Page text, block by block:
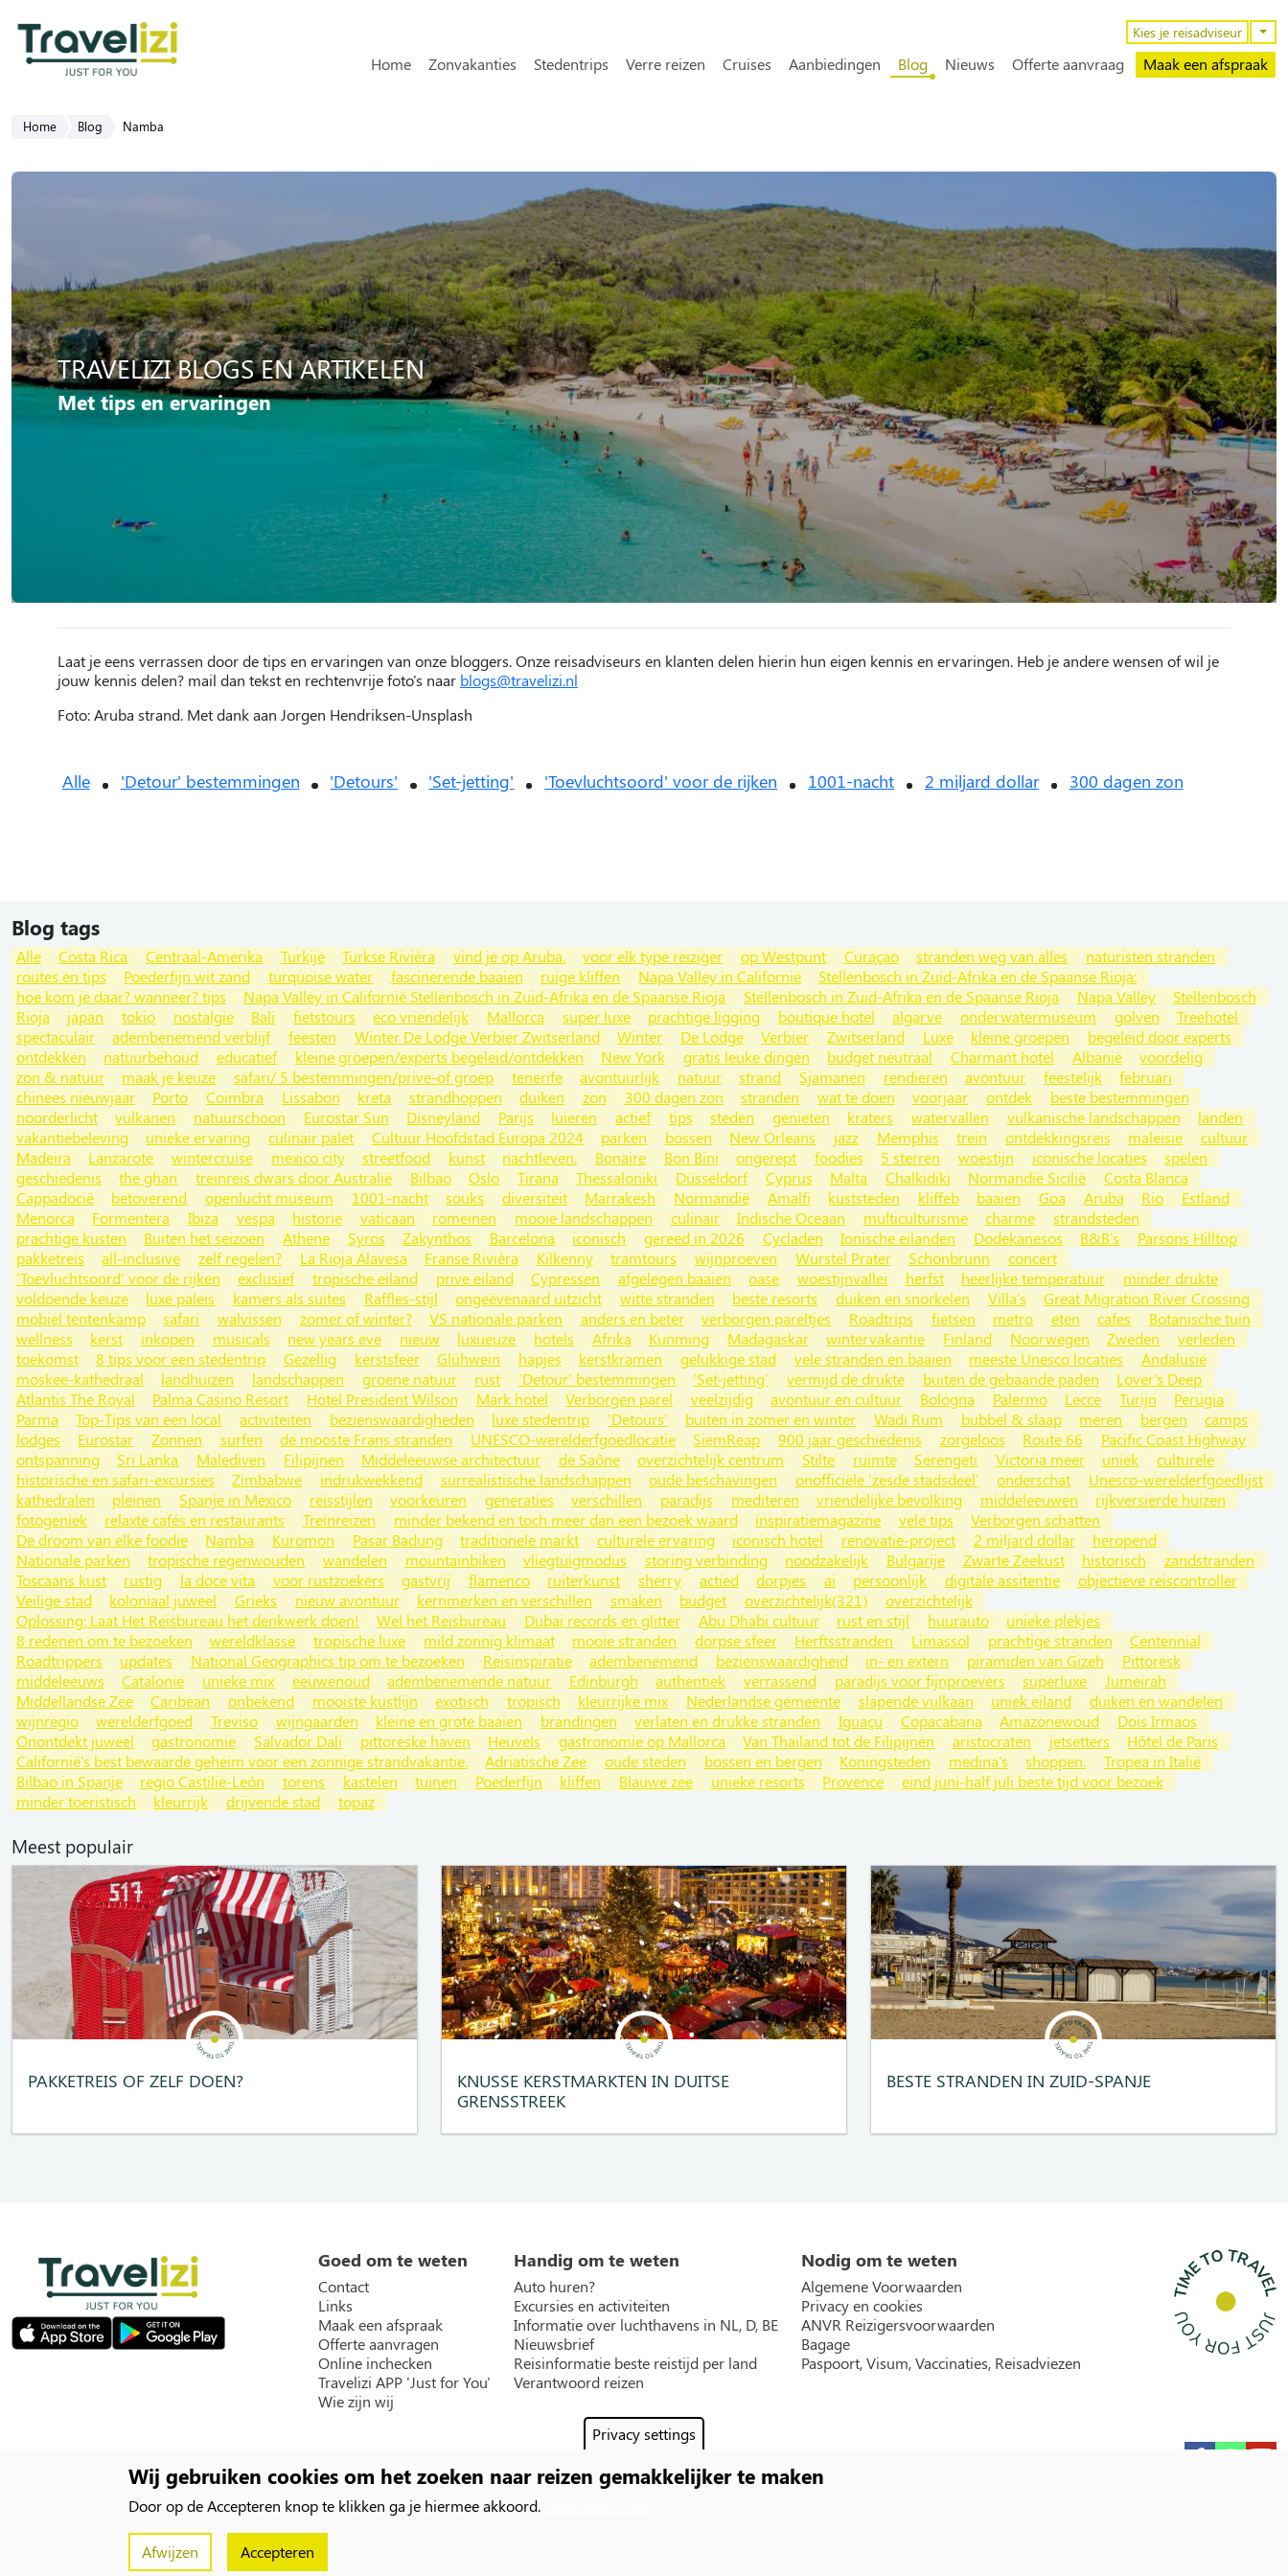
Privacy settings
Wij gebruiken cookies om het zoeken naar reizen gemakkelijker te maken
Door op de Accepteren knop te klikken ga je hiermee akkoord.
Afwijzen Accepteren
Kies je reisadviseur
Hoofdnavigatie
Home Zonvakanties Stedentrips Verre reizen Cruises Aanbiedingen Blog Nieuws Offerte aanvraag Maak een afspraak
Home Blog Namba
TRAVELIZI BLOGS EN ARTIKELEN
Met tips en ervaringen
Laat je eens verrassen door de tips en ervaringen van onze bloggers. Onze reisadviseurs en klanten delen hierin hun eigen kennis en ervaringen. Heb je andere wensen of wil je
jouw kennis delen? mail dan tekst en rechtenvrije foto's naar blogs@travelizi.nl
Foto: Aruba strand. Met dank aan Jorgen Hendriksen-Unsplash
Alle 'Detour' bestemmingen 'Detours' 'Set-jetting' 'Toevluchtsoord' voor de rijken 1001-nacht 2 miljard dollar 300 dagen zon
Blog tags
Alle Costa Rica Centraal-Amerika Turkije Turkse Rivièra vind je op Aruba. voor elk type reiziger op Westpunt Curaçao stranden weg van alles
naturisten stranden
routes en tips
Poederfijn wit zand turquoise water fascinerende baaien ruige kliffen Napa Valley in Californië
Stellenbosch in Zuid-Afrika en de Spaanse Rioja:
hoe kom je daar? wanneer? tips
Napa Valley in Californië Stellenbosch in Zuid-Afrika en de Spaanse Rioja Stellenbosch in Zuid-Afrika en de Spaanse Rioja Napa Valley
Stellenbosch
Rioja
japan tokio nostalgie Bali fietstours eco vriendelijk Mallorca super luxe prachtige ligging boutique hotel algarve onderwatermuseum golven
Treehotel
spectaculair
adembenemend verblijf feesten Winter De Lodge Verbier Zwitserland Winter De Lodge Verbier Zwitserland Luxe kleine groepen
begeleid door experts
ontdekken
natuurbehoud educatief kleine groepen/experts begeleid/ontdekken New York gratis leuke dingen budget neutraal Charmant hotel Albanië
voordelig
zon & natuur
maak je keuze safari/ 5 bestemmingen/prive-of groep tenerife avontuurlijk natuur strand Sjamanen rendieren avontuur feestelijk
februari
chinees nieuwjaar
Porto Coimbra Lissabon kreta strandhoppen duiken zon 300 dagen zon stranden wat te doen voorjaar ontdek
beste bestemmingen
noorderlicht
vulkanen natuurschoon Eurostar Sun Disneyland Parijs luieren actief tips steden genieten kraters watervallen vulkanische landschappen
landen
vakantiebeleving
unieke ervaring culinair palet Cultuur Hoofdstad Europa 2024 parken bossen New Orleans jazz Memphis trein ontdekkingsreis maleisie
cultuur
Madeira
Lanzarote wintercruise mexico city streetfood kunst nachtleven. Bonaire Bon Bini ongerept foodies 5 sterren woestijn iconische locaties
spelen
geschiedenis
the ghan treinreis dwars door Australië Bilbao Oslo Tirana Thessaloniki Düsseldorf Cyprus Malta Chalkidiki Normandië Sicilië
Costa Blanca
Cappadocië
betoverend openlucht museum 1001-nacht souks diversiteit Marrakesh Normandië Amalfi kuststeden kliffeb baaien Goa Aruba Rio
Estland
Menorca
Formentera Ibiza vespa historie vaticaan romeinen mooie landschappen culinair Indische Oceaan multiculturisme charme
strandsteden
prachtige kusten
Buiten het seizoen Athene Syros Zakynthos Barcelona iconisch gereed in 2026 Cycladen Ionische eilanden Dodekanesos B&B's
Parsons Hilltop
pakketreis
all-inclusive zelf regelen? La Rioja Alavesa Franse Rivièra Kilkenny tramtours wijnproeven Wurstel Prater Schönbrunn
concert
'Toevluchtsoord' voor de rijken
exclusief tropische eiland prive eiland Cypressen afgelegen baaien oase woestijnvallei herfst heerlijke temperatuur
minder drukte
voldoende keuze
luxe paleis kamers als suites Raffles-stijl ongeëvenaard uitzicht witte stranden beste resorts duiken en snorkelen Villa's
Great Migration River Crossing
mobiel tentenkamp
safari walvissen zomer of winter? VS nationale parken anders en beter verborgen pareltjes Roadtrips fietsen metro eten cafes
Botanische tuin
wellness
kerst inkopen musicals new years eve nieuw luxueuze hotels Afrika Kunming Madagaskar wintervakantie Finland Noorwegen Zweden
verleden
toekomst
8 tips voor een stedentrip Gezellig kerstsfeer Glühwein hapjes kerstkramen gelukkige stad vele stranden en baaien meeste Unesco locaties
Andalusië
moskee-kathedraal
landhuizen landschappen groene natuur rust 'Detour' bestemmingen 'Set-jetting' vermijd de drukte buiten de gebaande paden
Lover's Deep
Atlantis The Royal
Palma Casino Resort Hotel President Wilson Mark hotel Verborgen parel veelzijdig avontuur en cultuur Bologna Palermo Lecce Turijn
Perugia
Parma
Top-Tips van een local activiteiten bezienswaardigheden luxe stedentrip 'Detours' buiten in zomer en winter Wadi Rum bubbel & slaap meren bergen
camps
lodges
Eurostar Zonnen surfen de mooste Frans stranden UNESCO-werelderfgoedlocatie SiemReap 900 jaar geschiedenis zorgeloos Route 66
Pacific Coast Highway
ontspanning
Sri Lanka Malediven Filipijnen Middeleeuwse architectuur de Saône overzichtelijk centrum Stilte ruimte Serengeti Victoria meer uniek
culturele
historische en safari-excursies
Zimbabwe indrukwekkend surrealistische landschappen oude beschavingen onofficiële 'zesde stadsdeel' onderschat
Unesco-werelderfgoedlijst
kathedralen
pleinen Spanje in Mexico reisstijlen voorkeuren generaties verschillen paradijs mediteren vriendelijke bevolking middeleeuwen
rijkversierde huizen
fotogeniek
relaxte cafés en restaurants Treinreizen minder bekend en toch meer dan een bezoek waard inspiratiemagazine vele tips
Verborgen schatten
De droom van elke foodie
Namba Kuromon Pasar Badung traditionele markt culturele ervaring iconisch hotel renovatie-project 2 miljard dollar
heropend
Nationale parken
tropische regenwouden wandelen mountainbiken vliegtuigmodus storing verbinding noodzakelijk Bulgarije Zwarte Zeekust historisch
zandstranden
Toscaans kust
rustig la doce vita voor rustzoekers gastvrij flamenco ruiterkunst sherry actied dorpjes ai persoonlijk digitale assitentie
objectieve reiscontroller
Veilige stad
koloniaal juweel Grieks nieuw avontuur kernmerken en verschillen smaken budget overzichtelijk(321)
overzichtelijk
Oplossing: Laat Het Reisbureau het denkwerk doen!
Wel het Reisbureau Dubai records en glitter Abu Dhabi cultuur rust en stijl huurauto
unieke plekjes
8 redenen om te bezoeken
wereldklasse tropische luxe mild zonnig klimaat mooie stranden dorpse sfeer Herftsstranden Limassol prachtige stranden
Centennial
Roadtrippers
updates National Geographics tip om te bezoeken Reisinspiratie adembenemend bezienswaardigheid in- en extern piramiden van Gizeh
Pittoresk
middeleeuws
Catalonië unieke mix eeuwenoud adembenemende natuur Edinburgh authentiek verrassend paradijs voor fijnproevers superluxe
Jumeirah
Middellandse Zee
Caribean onbekend mooiste kustlijn exotisch tropisch kleurrijke mix Nederlandse gemeente slapende vulkaan uniek eiland
duiken en wandelen
wijnregio
werelderfgoed Treviso wijngaarden kleine en grote baaien brandingen verlaten en drukke stranden Iguaçu Copacabana Amazonewoud
Dois Irmaos
Onontdekt juweel
gastronomie Salvador Dali pittoreske haven Heuvels gastronomie op Mallorca Van Thailand tot de Filipijnen aristocraten jetsetters
Hôtel de Paris
Californië's best bewaarde geheim voor een zonnige strandvakantie.
Adriatische Zee oude steden bossen en bergen Koningsteden medina's shoppen.
Tropea in Italië
Bilbao in Spanje
regio Castilië-León torens kastelen tuinen Poederfijn kliffen Blauwe zee unieke resorts Provence
eind juni-half juli beste tijd voor bezoek
minder toeristisch
kleurrijk drijvende stad topaz
Meest populair
PAKKETREIS OF ZELF DOEN?
KNUSSE KERSTMARKTEN IN DUITSE
GRENSSTREEK
BESTE STRANDEN IN ZUID-SPANJE
Goed om te weten
Contact
Links
Maak een afspraak
Offerte aanvragen
Online inchecken
Travelizi APP 'Just for You'
Wie zijn wij
Handig om te weten
Auto huren?
Excursies en activiteiten
Informatie over luchthavens in NL, D, BE
Nieuwsbrief
Reisinformatie beste reistijd per land
Verantwoord reizen
Nodig om te weten
Algemene Voorwaarden
Privacy en cookies
ANVR Reizigersvoorwaarden
Bagage
Paspoort, Visum, Vaccinaties, Reisadviezen